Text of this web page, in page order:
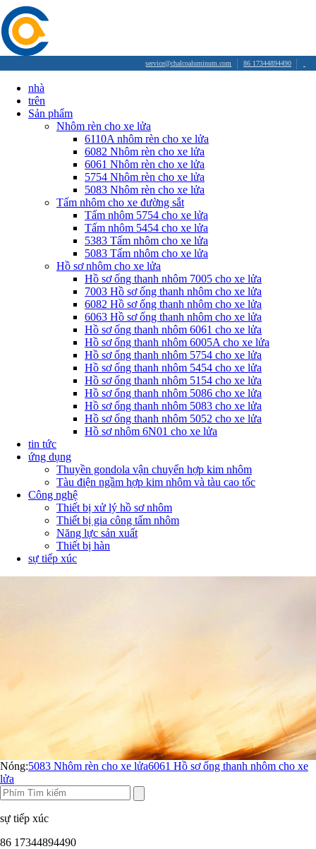
service@chalcoaluminum.com 86 17344894490
nhà
trên
Sản phẩm
Nhôm rèn cho xe lửa
6110A nhôm rèn cho xe lửa
6082 Nhôm rèn cho xe lửa
6061 Nhôm rèn cho xe lửa
5754 Nhôm rèn cho xe lửa
5083 Nhôm rèn cho xe lửa
Tấm nhôm cho xe đường sắt
Tấm nhôm 5754 cho xe lửa
Tấm nhôm 5454 cho xe lửa
5383 Tấm nhôm cho xe lửa
5083 Tấm nhôm cho xe lửa
Hồ sơ nhôm cho xe lửa
Hồ sơ ống thanh nhôm 7005 cho xe lửa
7003 Hồ sơ ống thanh nhôm cho xe lửa
6082 Hồ sơ ống thanh nhôm cho xe lửa
6063 Hồ sơ ống thanh nhôm cho xe lửa
Hồ sơ ống thanh nhôm 6061 cho xe lửa
Hồ sơ ống thanh nhôm 6005A cho xe lửa
Hồ sơ ống thanh nhôm 5754 cho xe lửa
Hồ sơ ống thanh nhôm 5454 cho xe lửa
Hồ sơ ống thanh nhôm 5154 cho xe lửa
Hồ sơ ống thanh nhôm 5086 cho xe lửa
Hồ sơ ống thanh nhôm 5083 cho xe lửa
Hồ sơ ống thanh nhôm 5052 cho xe lửa
Hồ sơ nhôm 6N01 cho xe lửa
tin tức
ứng dụng
Thuyền gondola vận chuyển hợp kim nhôm
Tàu điện ngầm hợp kim nhôm và tàu cao tốc
Công nghệ
Thiết bị xử lý hồ sơ nhôm
Thiết bị gia công tấm nhôm
Năng lực sản xuất
Thiết bị hàn
sự tiếp xúc
Nóng:5083 Nhôm rèn cho xe lửa6061 Hồ sơ ống thanh nhôm cho xe
lửa
sự tiếp xúc
86 17344894490